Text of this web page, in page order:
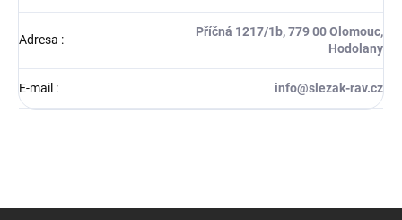
Adresa :
Příčná 1217/1b, 779 00 Olomouc,
Hodolany
E-mail : info@slezak-rav.cz